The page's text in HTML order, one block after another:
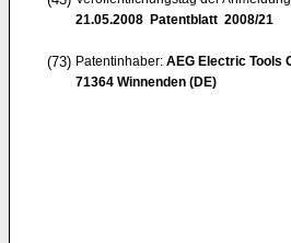
21.05.2008 Patentblatt 2008/21
(73) Patentinhaber: AEG Electric Tools
71364 Winnenden (DE)